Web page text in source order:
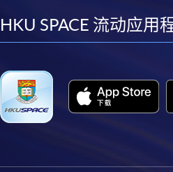
facebook
HKU SPACE 流动应用